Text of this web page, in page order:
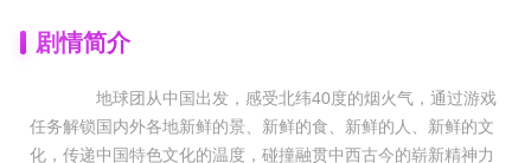
剧情简介
地球团从中国出发，感受北纬40度的烟火气，通过游戏
任务解锁国内外各地新鲜的景、新鲜的食、新鲜的人、新鲜的文
化，传递中国特色文化的温度，碰撞融贯中西古今的崭新精神力